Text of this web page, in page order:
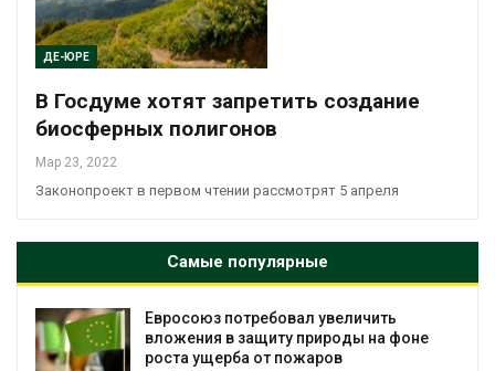
ДЕ-ЮРЕ
В Госдуме хотят запретить создание
биосферных полигонов
Мар 23, 2022
Законопроект в первом чтении рассмотрят 5 апреля
Самые популярные
Евросоюз потребовал увеличить
вложения в защиту природы на фоне
роста ущерба от пожаров